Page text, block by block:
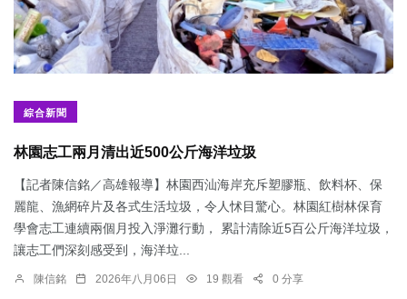
綜合新聞
林園志工兩月清出近500公斤海洋垃圾
【記者陳信銘／高雄報導】林園西汕海岸充斥塑膠瓶、飲料杯、保
麗龍、漁網碎片及各式生活垃圾，令人怵目驚心。林園紅樹林保育
學會志工連續兩個月投入淨灘行動， 累計清除近5百公斤海洋垃圾，
讓志工們深刻感受到，海洋垃...
陳信銘 2026年八月06日 19 觀看 0 分享